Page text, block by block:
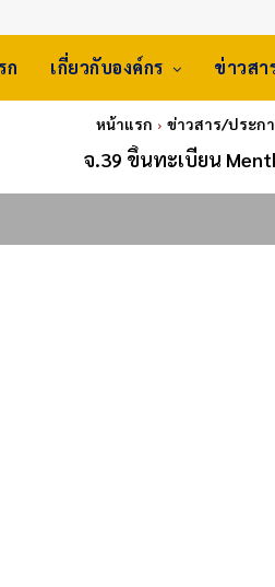
ก เกี่ยวกับองค์กร ข่าวสา
หน้าแรก ข่าวสาร/ประก
จ.39 ขึ้นทะเบียน